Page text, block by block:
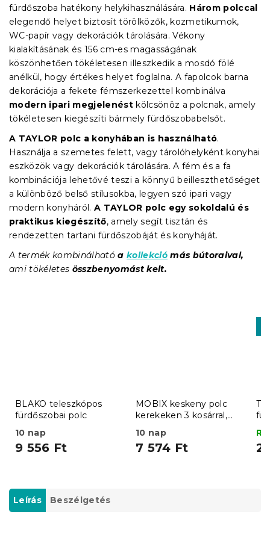
fürdőszoba hatékony helykihasználására. Három polccal
elegendő helyet biztosít törölközők, kozmetikumok,
WC-papír vagy dekorációk tárolására. Vékony
kialakításának és 156 cm-es magasságának
köszönhetően tökéletesen illeszkedik a mosdó fölé
anélkül, hogy értékes helyet foglalna. A fapolcok barna
dekorációja a fekete fémszerkezettel kombinálva
modern ipari megjelenést kölcsönöz a polcnak, amely
tökéletesen kiegészíti bármely fürdőszobabelsőt.
A TAYLOR polc a konyhában is használható.
Használja a szemetes felett, vagy tárolóhelyként konyhai
eszközök vagy dekorációk tárolására. A fém és a fa
kombinációja lehetővé teszi a könnyű beilleszthetőséget
a különböző belső stílusokba, legyen szó ipari vagy
modern konyháról. A TAYLOR polc egy sokoldalú és
praktikus kiegészítő, amely segít tisztán és
rendezetten tartani fürdőszobáját és konyháját.
A termék kombinálhatóakollekció más bútoraival,
ami tökéletes összbenyomást kelt.
BLAKO teleszkópos
fürdőszobai polc
10 nap
9 556 Ft
MOBIX keskeny polc
kerekeken 3 kosárral,
10 nap
7 574 Ft
Leírás Beszélgetés